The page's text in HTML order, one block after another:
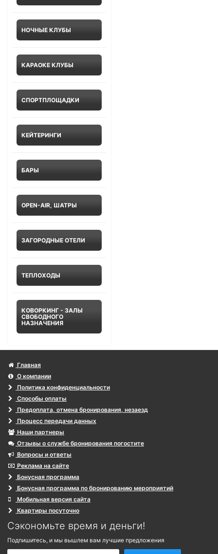
НОЧНЫЕ КЛУБЫ
КАРАОКЕ КЛУБЫ
СПОРТПЛОЩАДКИ
КЕЙТЕРИНГИ
БАРЫ
OPEN-AIR, ШАТРЫ
ЗАГОРОДНЫЕ ОТЕЛИ
ТЕПЛОХОДЫ
КОВОРКИНГ - ЗАЛЫ
СВОБОДНОГО
НАЗНАЧЕНИЯ
Главная
О компании
Политика конфиденциальности
Способы оплаты
Предоплата, отмена бронирования, незаезд
Процесс передачи данных
Наши партнеры
Отзывы о службе бронирования погостите
Вопросы и ответы
Реклама на сайте
Бонусная программа
Бонусная программа по бронированию мероприятий
Мобильная версия сайта
Квартиры посуточно
Сэкономьте время и деньги!
Подпишитесь, и мы вышлем вам лучшие предложения